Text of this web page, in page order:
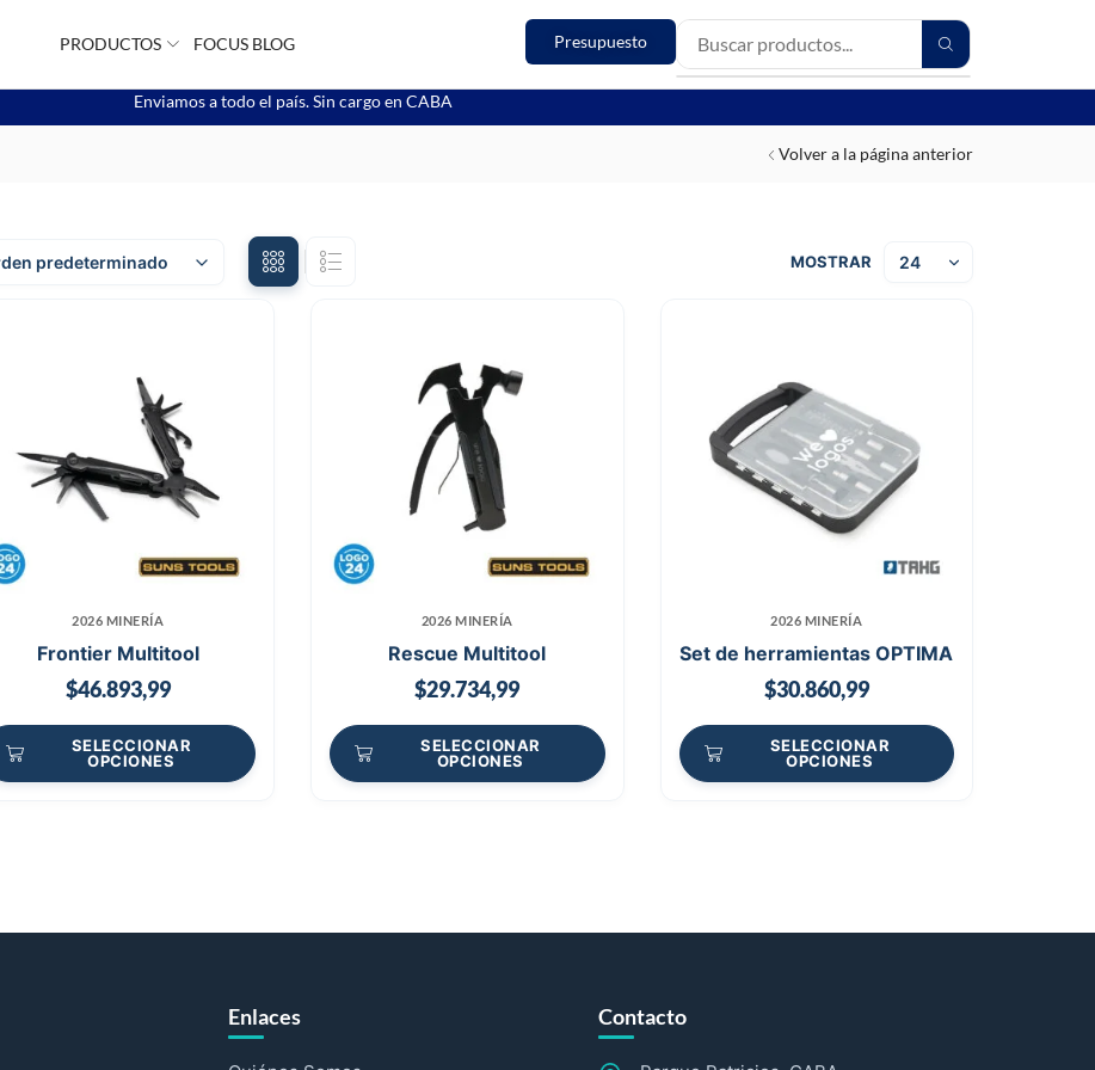
PRODUCTOS FOCUS BLOG Presupuesto
Enviamos a todo el país. Sin cargo en CABA
Volver a la página anterior
MOSTRAR
2026 MINERÍA
Frontier Multitool
$46.893,99
SELECCIONAR
OPCIONES
2026 MINERÍA
Rescue Multitool
$29.734,99
SELECCIONAR
OPCIONES
2026 MINERÍA
Set de herramientas OPTIMA
$30.860,99
SELECCIONAR
OPCIONES
Enlaces Contacto